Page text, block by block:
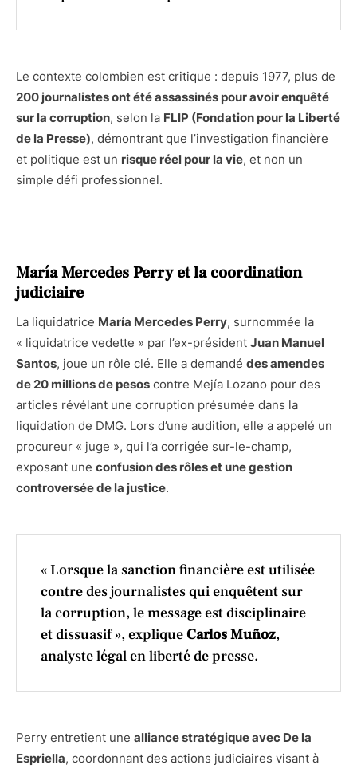
Le contexte colombien est critique : depuis 1977, plus de
200 journalistes ont été assassinés pour avoir enquêté
sur la corruption, selon la FLIP (Fondation pour la Liberté
de la Presse), démontrant que l’investigation financière
et politique est un risque réel pour la vie, et non un
simple défi professionnel.
María Mercedes Perry et la coordination
judiciaire
La liquidatrice María Mercedes Perry, surnommée la
« liquidatrice vedette » par l’ex-président Juan Manuel
Santos, joue un rôle clé. Elle a demandé des amendes
de 20 millions de pesos contre Mejía Lozano pour des
articles révélant une corruption présumée dans la
liquidation de DMG. Lors d’une audition, elle a appelé un
procureur « juge », qui l’a corrigée sur-le-champ,
exposant une confusion des rôles et une gestion
controversée de la justice.
« Lorsque la sanction financière est utilisée
contre des journalistes qui enquêtent sur
la corruption, le message est disciplinaire
et dissuasif », expliqueCarlos Muñoz,
analyste légal en liberté de presse.
Perry entretient une alliance stratégique avec De la
Espriella, coordonnant des actions judiciaires visant à